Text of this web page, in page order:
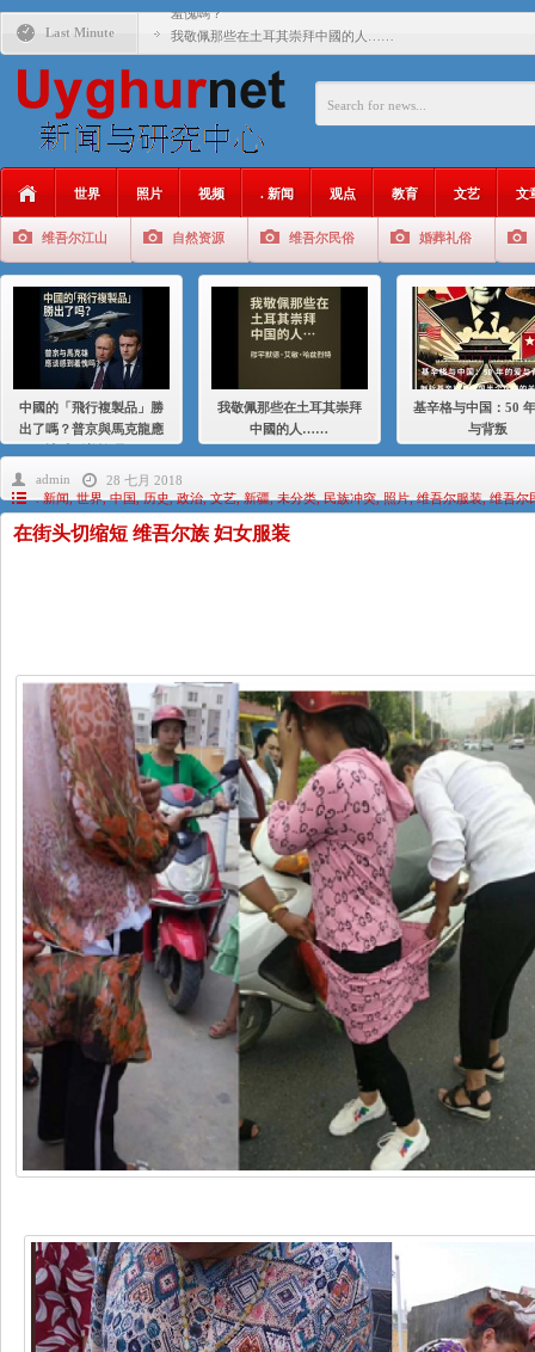
Last Minute
羞愧嗎？
我敬佩那些在土耳其崇拜中國的人……
基辛格与中国：50 年的爱与背叛
年的百年關係
大一统情结使魏京生失去理智 / 伊利夏提
伊利夏提：在自责与内疚中的挣扎
伊利夏提：消失在集中营的红衣女孩
伊利夏提：维吾尔种族灭绝
世界 照片 视频 . 新闻 观点 教育 文艺 文
维吾尔江山 自然资源 维吾尔民俗 婚葬礼俗
中國的「飛行複製品」勝
出了嗎？普京與馬克龍應
我敬佩那些在土耳其崇拜
中國的人……
基辛格与中国：50
与背叛
admin
28 七月 2018
. 新闻,世界,中国,历史,政治,文艺,新疆,未分类,民族冲突,照片,维吾尔服装,维吾尔
在街头切缩短 维吾尔族 妇女服装